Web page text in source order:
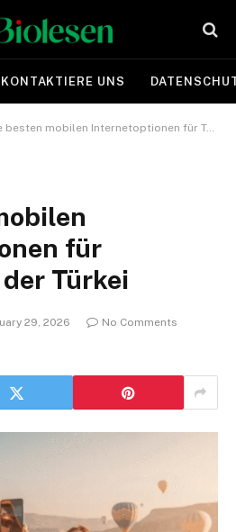
KONTAKTIERE UNS
mobilen Internetoptionen für Touristen in der Türkei
für
Türkei
29, 2026
No Comments